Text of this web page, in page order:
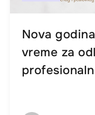
Nova
vreme za